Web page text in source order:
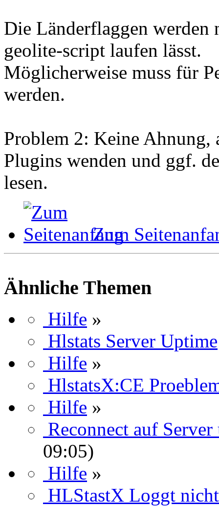
Die Länderflaggen werden
geolite-script laufen lässt.
Möglicherweise muss für
werden.
Problem 2: Keine Ahnung,
Plugins wenden und ggf.
lesen.
Zum
Ähnliche Themen
Hilfe »
Hlstats Server Uptime
Hilfe »
HlstatsX:CE
Hilfe »
Reconnect auf
09:05)
Hilfe »
HLStastX Loggt nicht